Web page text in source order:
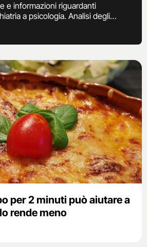
e informazioni riguardanti
a psicologia. Analisi degli
su cause e cure su sindromi
nervoso, dai disturbi del sonno a
per 2 minuti può aiutare a
rende meno